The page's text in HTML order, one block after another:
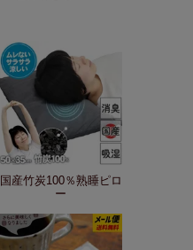
国産竹炭100％熟睡ピロ
ー